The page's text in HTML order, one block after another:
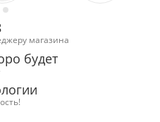
магазина
будет